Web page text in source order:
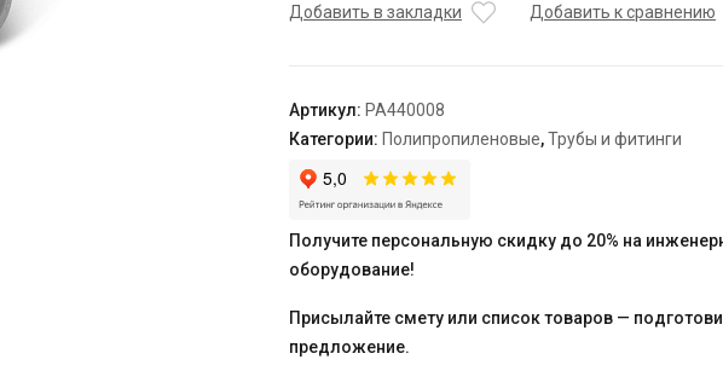
сетчатый
"PRO
AQUA"
Добавить в закладки Добавить к сравнению
Артикул: PA440008
Категории: Полипропиленовые,Трубы и фитинги
Получите персональную скидку до 20% на
оборудование!
Присылайте смету или список товаров —
предложение.